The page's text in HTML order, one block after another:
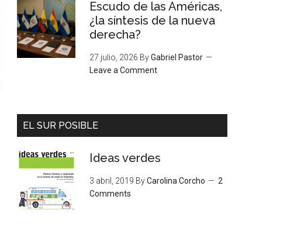
Escudo de las Américas,
¿la síntesis de la nueva
derecha?
27 julio, 2026 ByGabriel Pastor
Leave a Comment
EL SUR POSIBLE
Ideas verdes
3 abril, 2019 ByCarolina Corcho
2
Comments